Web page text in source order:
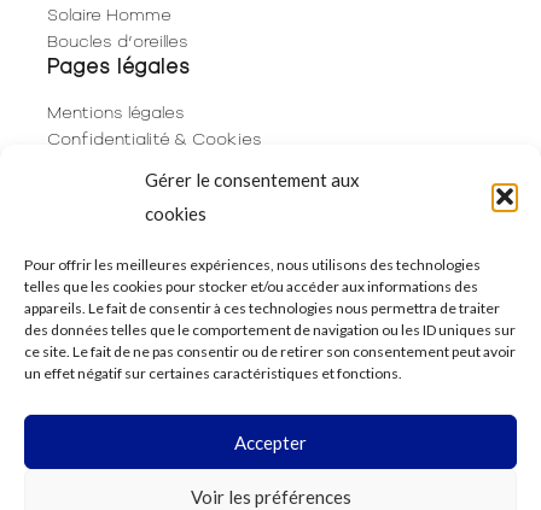
Gérer le consentement aux
cookies
Pour offrir les meilleures expériences, nous utilisons des technologies
telles que les cookies pour stocker et/ou accéder aux informations des
appareils. Le fait de consentir à ces technologies nous permettra de traiter
des données telles que le comportement de navigation ou les ID uniques sur
ce site. Le fait de ne pas consentir ou de retirer son consentement peut avoir
un effet négatif sur certaines caractéristiques et fonctions.
Accepter
Voir les préférences
Solaire Homme
Boucles d’oreilles
Pages légales
Mentions légales
Confidentialité & Cookies
Politique de cookies (UE)
06 29 53 66 63
01 83 96 73 68
250 Rue de Rivoli
75001 Paris
© 2023 - The House of Eyewear